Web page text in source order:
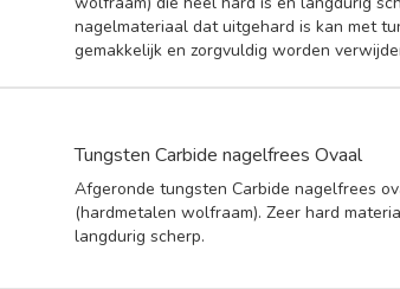
nagelmateriaal dat uitgehard is kan met
gemakkelijk en zorgvuldig worden
Tungsten Carbide nagelfrees Ovaal
Afgeronde tungsten Carbide nagelfrees
(hardmetalen wolfraam). Zeer hard
langdurig scherp.